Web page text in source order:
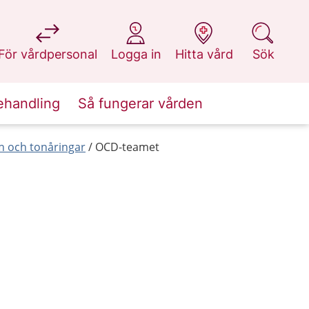
vårdpersonal
på 1177.se
Logga in
på 1177.se
Hitta vård
på 1177.se
Sök
på 1177.se
Så fungerar vården
och tonåringar OCD-teamet